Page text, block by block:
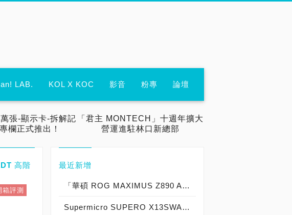
LAB. KOL X KOC 影音 粉專 論壇
張-顯示卡-拆解記
欄正式推出！
「君主 MONTECH」十週年擴大
營運進駐林口新總部
高階
箱評測
最近新增
「華碩 ROG MAXIMUS Z890 APEX」實測開箱，史上最強「22＋1＋2＋2 共 27 相供電」DDR5-9600＋ 極致超頻「Intel Core Ultra 7 270K Plus 最佳拍檔」白色海景房主機板！
Supermicro SUPERO X13SWA-TF實測開箱，史上最強「8＋3＋1＋1共13相供電」Intel W790「AI加速 四組PCIe 5.0 x16雙插槽顯示卡擴充」 HEDT高階桌機工作站主機板！